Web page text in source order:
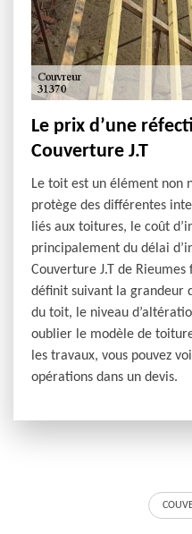
Le prix d’une
Couverture J.T
Le toit est un élément non
protège des différentes
liés aux toitures, le coût
principalement du délai
Couverture J.T de
définit suivant la grandeur
du toit, le niveau
oublier le modèle de
les travaux, vous pouvez
opérations dans un devis.